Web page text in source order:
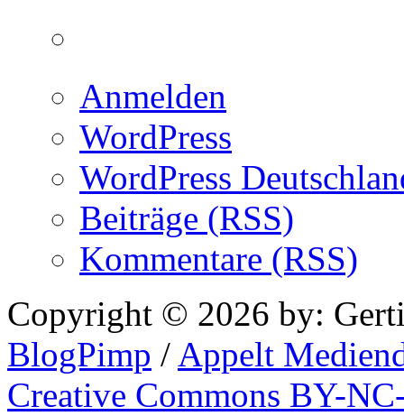
Anmelden
WordPress
WordPress
Beiträge (RSS)
Kommentare (RSS)
Copyright © 2026 by:
BlogPimp / Appelt
Creative Commons BY-